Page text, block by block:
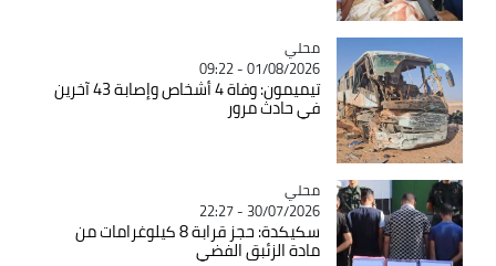
Catégorie
محلي
01/08/2026 - 09:22
تيميمون: وفاة 4 أشخاص وإصابة 43 آخرين
في حادث مرور
Catégorie
محلي
30/07/2026 - 22:27
سكيكدة: حجز قرابة 8 كيلوغرامات من
مادة الزئبق الفضي